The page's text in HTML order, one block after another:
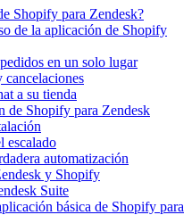
Shopify para Zendesk?
de la aplicación de Shopify
en un solo lugar
cancelaciones
a su tienda
de Shopify para Zendesk
escalado
automatización
y Shopify
Suite
básica de Shopify para